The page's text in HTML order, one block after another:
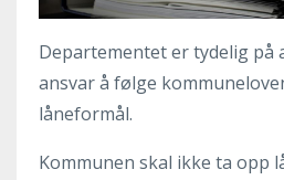
Departementet er tydelig på
ansvar å følge
låneformål.
Kommunen skal ikke ta opp